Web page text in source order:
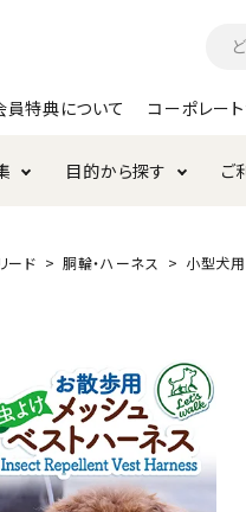
員特典について コーポレー
お手入
防虫用品
替え・交
トイレタ
服・ウェア
極上
けりぐ
目的から探す
投げて遊ぶ
ご
ご注文
約
ード 胴輪・ハーネス 小型犬用